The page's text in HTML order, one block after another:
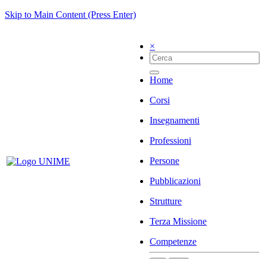
Skip to Main Content (Press Enter)
×
Home
Corsi
Insegnamenti
Professioni
Persone
Pubblicazioni
Strutture
Terza Missione
Competenze